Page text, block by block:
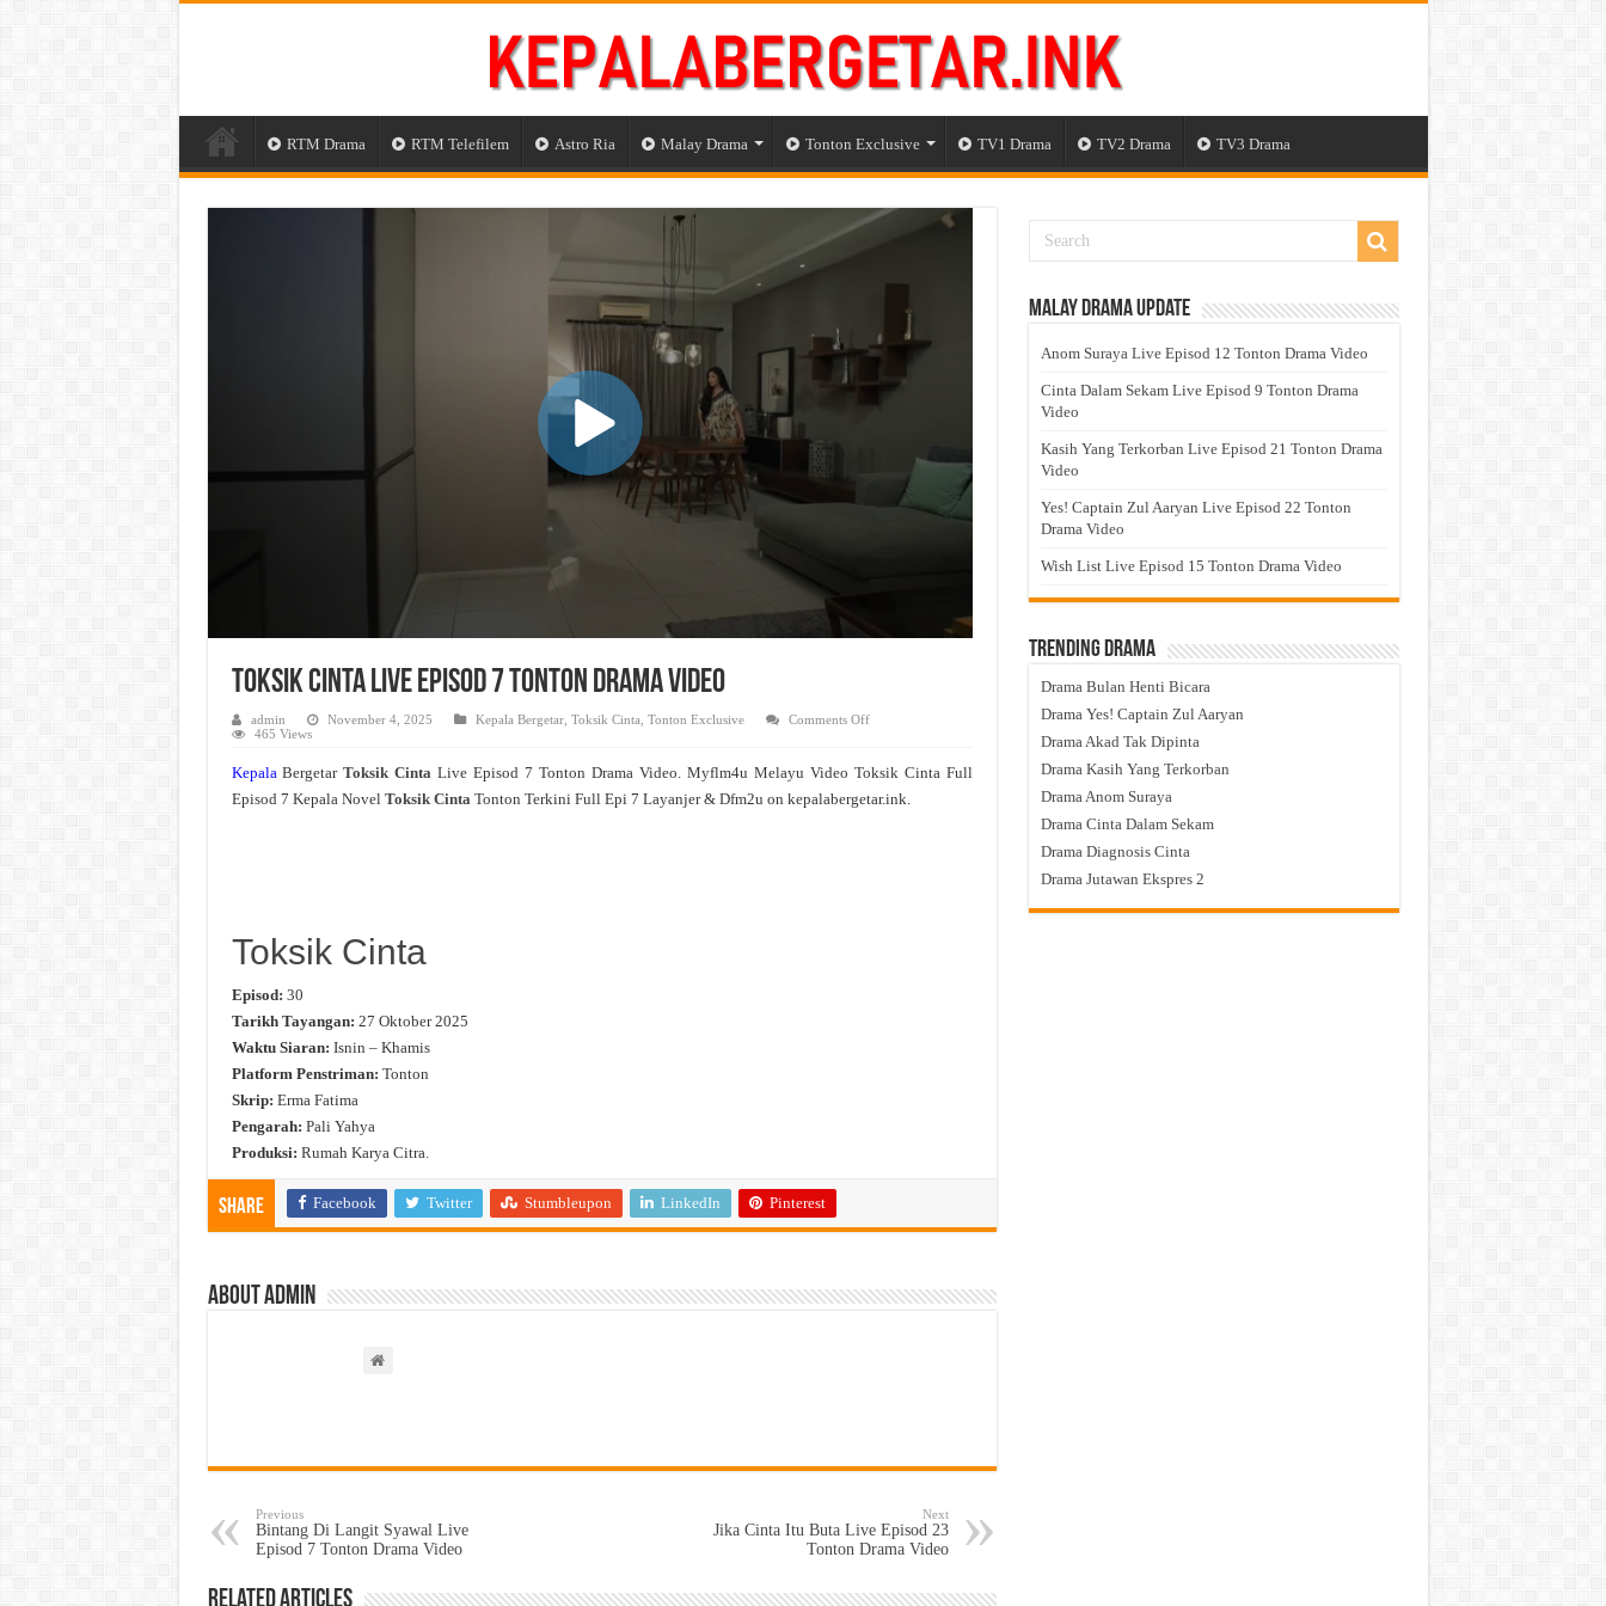
RTM Drama RTM Telefilem Astro Ria Malay Drama Tonton Exclusive TV1 Drama TV2 Drama TV3 Drama
Toksik Cinta Live Episod 7 Tonton Drama Video
admin November 4, 2025 Kepala Bergetar, Toksik Cinta Tonton Exclusive Comments Offon
Episod
Tonton
465 Views
KepalaBergetarToksik CintaLive Episod 7 Tonton Drama Video. Myflm4u Melayu Video Toksik Cinta Full
Episod 7 Kepala NovelToksik Cinta Tonton Terkini Full Epi 7 Layanjer & Dfm2u on kepalabergetar.ink.
Toksik Cinta
Episod: 30
Tarikh Tayangan: 27 Oktober 2025
Waktu Siaran: Isnin – Khamis
Platform Penstriman: Tonton
Skrip: Erma Fatima
Pengarah: Pali Yahya
Produksi: Rumah Karya Citra.
Share Facebook Twitter Stumbleupon LinkedIn Pinterest
About admin
Previous
Bintang Di Langit Syawal Live
Episod 7 Tonton Drama Video
Next
Jika Cinta Itu Buta Live Episod 23
Tonton Drama Video
Related Articles
Malay Drama Update
Anom Suraya Live Episod 12 Tonton Drama Video
Cinta Dalam Sekam Live Episod 9 Tonton Drama
Video
Kasih Yang Terkorban Live Episod 21 Tonton Drama
Video
Yes! Captain Zul Aaryan Live Episod 22 Tonton
Drama Video
Wish List Live Episod 15 Tonton Drama Video
Trending Drama
Drama Bulan Henti Bicara
Drama Yes! Captain Zul Aaryan
Drama Akad Tak Dipinta
Drama Kasih Yang Terkorban
Drama Anom Suraya
Drama Cinta Dalam Sekam
Drama Diagnosis Cinta
Drama Jutawan Ekspres 2